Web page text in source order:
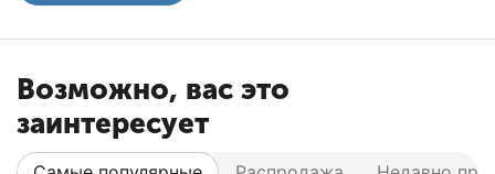
Возможно, вас это
заинтересует